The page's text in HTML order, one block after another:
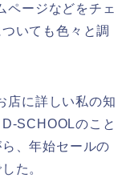
ページなどをチェ
いても色々と調
店に詳しい私の知
SCHOOLのこと
、年始セールの
た。